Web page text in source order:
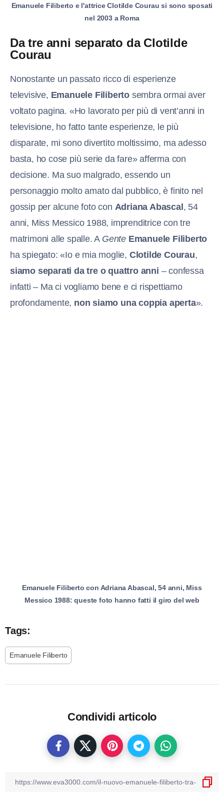
Emanuele Filiberto e l'attrice Clotilde Courau si sono sposati
nel 2003 a Roma
Da tre anni separato da Clotilde
Courau
Nonostante un passato ricco di esperienze
televisive, Emanuele Filiberto sembra ormai aver
voltato pagina. «Ho lavorato per più di vent’anni in
televisione, ho fatto tante esperienze, le più
disparate, mi sono divertito moltissimo, ma adesso
basta, ho cose più serie da fare» afferma con
decisione. Ma suo malgrado, essendo un
personaggio molto amato dal pubblico, è finito nel
gossip per alcune foto con Adriana Abascal , 54
anni, Miss Messico 1988, imprenditrice con tre
matrimoni alle spalle. A Gente Emanuele Filiberto
ha spiegato: «Io e mia moglie, Clotilde Courau,
siamo separati da tre o quattro anni – confessa
infatti – Ma ci vogliamo bene e ci rispettiamo
profondamente, non siamo una coppia aperta».
Emanuele Filiberto con Adriana Abascal, 54 anni, Miss
Messico 1988: queste foto hanno fatti il giro del web
Tags:
Emanuele Filiberto
Condividi articolo